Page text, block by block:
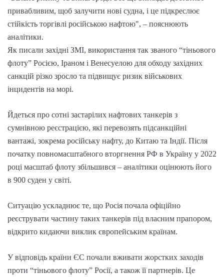
привабливим, щоб залучити нові судна, і це підкреслює
стійкість торгівлі російською нафтою", – пояснюють
аналітики.
Як писали західні ЗМІ, використання так званого “тіньового
флоту” Росією, Іраном і Венесуелою для обходу західних
санкцій різко зросло та підвищує ризик військових
інцидентів на морі.
Йдеться про сотні застарілих нафтових танкерів з
сумнівною реєстрацією, які перевозять підсанкційні
вантажі, зокрема російську нафту, до Китаю та Індії. Після
початку повномасштабного вторгнення РФ в Україну у 2022
році масштаб флоту збільшився – аналітики оцінюють його
в 900 суден у світі.
Ситуацію ускладнює те, що Росія почала офіційно
реєструвати частину таких танкерів під власним прапором,
відкрито кидаючи виклик європейським країнам.
У відповідь країни ЄС почали вживати жорстких заходів
проти “тіньового флоту” Росії, а також її партнерів. Це